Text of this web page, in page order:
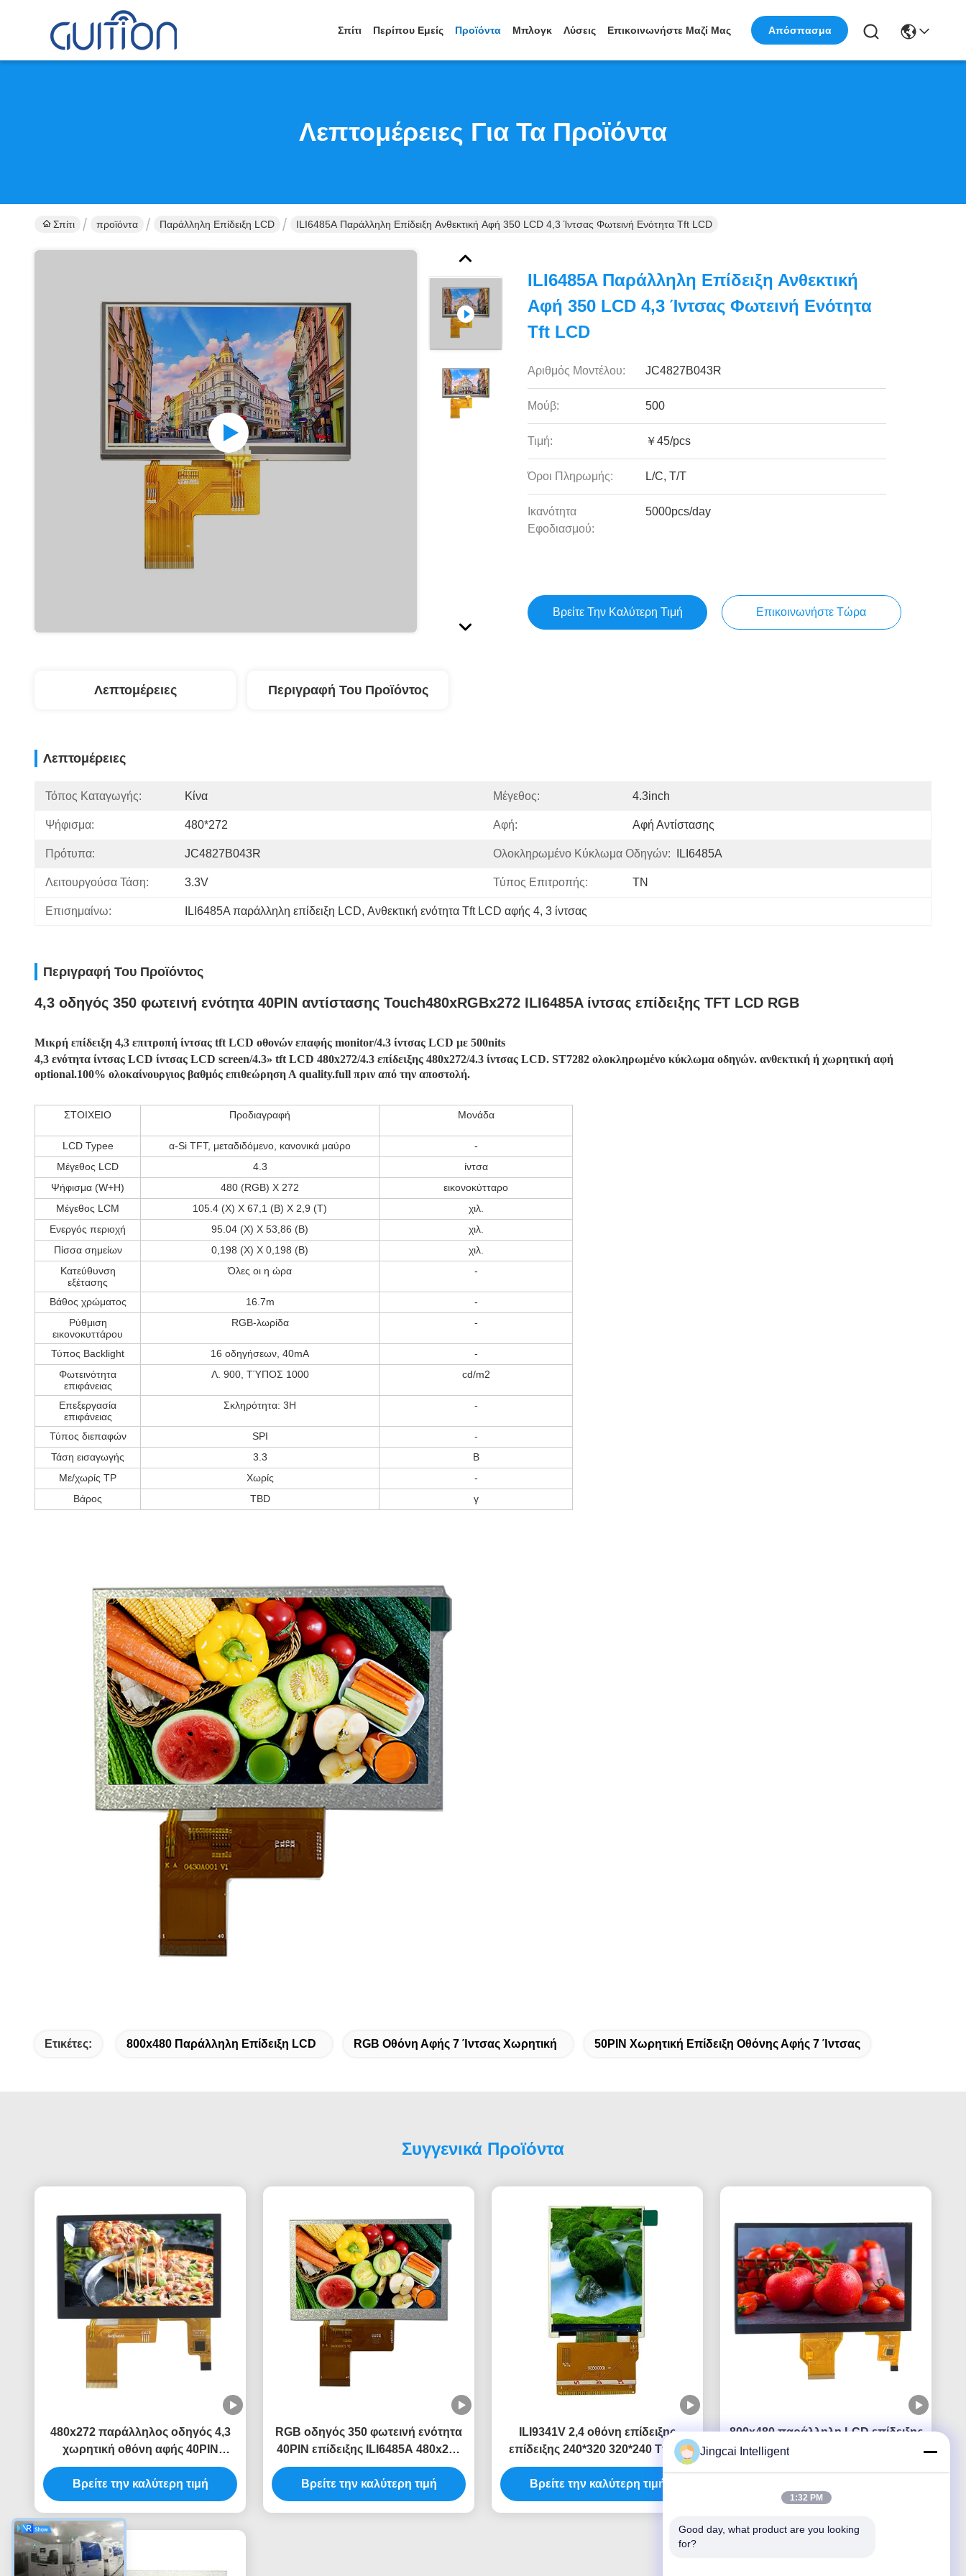
Σπίτι Περίπου Εμείς Προϊόντα Μπλογκ Λύσεις Επικοινωνήστε Μαζί Μας Απόσπασμα
Λεπτομέρειες Για Τα Προϊόντα
Σπίτι προϊόντα Παράλληλη Επίδειξη LCD ILI6485A Παράλληλη Επίδειξη Ανθεκτική Αφή 350 LCD 4,3 Ίντσας Φωτεινή Ενότητα Tft LCD
ILI6485A Παράλληλη Επίδειξη Ανθεκτική
Αφή 350 LCD 4,3 Ίντσας Φωτεινή Ενότητα
Tft LCD
Αριθμός Μοντέλου: JC4827B043R
Μούβ: 500
Τιμή: ￥45/pcs
Όροι Πληρωμής: L/C, T/T
Ικανότητα
Εφοδιασμού:
5000pcs/day
Βρείτε Την Καλύτερη Τιμή Επικοινωνήστε Τώρα
Λεπτομέρειες Περιγραφή Του Προϊόντος
Λεπτομέρειες
Τόπος Καταγωγής: Κίνα Μέγεθος: 4.3inch
Ψήφισμα: 480*272 Αφή: Αφή Αντίστασης
Πρότυπα: JC4827B043R Ολοκληρωμένο Κύκλωμα Οδηγών: ILI6485A
Λειτουργούσα Τάση: 3.3V Τύπος Επιτροπής: TN
Επισημαίνω: ILI6485A παράλληλη επίδειξη LCD, Ανθεκτική ενότητα Tft LCD αφής 4, 3 ίντσας
Περιγραφή Του Προϊόντος
4,3 οδηγός 350 φωτεινή ενότητα 40PIN αντίστασης Touch480xRGBx272 ILI6485A ίντσας επίδειξης TFT LCD RGB
Μικρή επίδειξη 4,3 επιτροπή ίντσας tft LCD οθονών επαφής monitor/4.3 ίντσας LCD με 500nits
4,3 ενότητα ίντσας LCD ίντσας LCD screen/4.3» tft LCD 480x272/4.3 επίδειξης 480x272/4.3 ίντσας LCD. ST7282 ολοκληρωμένο κύκλωμα οδηγών. ανθεκτική ή χωρητική αφή
optional.100% ολοκαίνουργιος βαθμός επιθεώρηση Α quality.full πριν από την αποστολή.
ΣΤΟΙΧΕΙΟ Προδιαγραφή Μονάδα
LCD Typee α-Si TFT, μεταδιδόμενο, κανονικά μαύρο
-
Μέγεθος LCD
4.3
ίντσα
Ψήφισμα (W+H)
480 (RGB) Χ 272
εικονοκύτταρο
Μέγεθος LCM
105.4 (Χ) Χ 67,1 (Β) Χ 2,9 (Τ)
χιλ.
Ενεργός περιοχή
95.04 (Χ) Χ 53,86 (Β)
χιλ.
Πίσσα σημείων
0,198 (Χ) Χ 0,198 (Β)
χιλ.
Κατεύθυνση
εξέτασης
Όλες οι η ώρα -
Βάθος χρώματος 16.7m
-
Ρύθμιση
εικονοκυττάρου
RGB-λωρίδα -
Τύπος Backlight 16 οδηγήσεων, 40mA
-
Φωτεινότητα
επιφάνειας
Λ. 900, ΤΎΠΟΣ 1000 cd/m2
Επεξεργασία
επιφάνειας
Σκληρότητα: 3H -
Τύπος διεπαφών SPI
-
Τάση εισαγωγής
3.3
Β
Με/χωρίς TP
Χωρίς
-
Βάρος
TBD γ
Ετικέτες: 800x480 Παράλληλη Επίδειξη LCD RGB Οθόνη Αφής 7 Ίντσας Χωρητική 50PIN Χωρητική Επίδειξη Οθόνης Αφής 7 Ίντσας
Συγγενικά Προϊόντα
480x272 παράλληλος οδηγός 4,3
χωρητική οθόνη αφής 40PIN
επίδειξης ILI6485A LCD RGB
Βρείτε την καλύτερη τιμή
RGB οδηγός 350 φωτεινή ενότητα
40PIN επίδειξης ILI6485A 480x272
Tft LCD οθόνης Tft LCD
Βρείτε την καλύτερη τιμή
ILI9341V 2,4 οθόνη επίδειξης
επίδειξης 240*320 320*240 Tft Tft
ίντσας 2,4 ίντσα 37PIN
Βρείτε την καλύτερη τιμή
800x480 παράλληλη LCD επίδειξης
50PIN RGB επίδειξη οθόνης αφής 7
Jingcai Intelligent
1:32 PM
Good day, what product are you looking
for?